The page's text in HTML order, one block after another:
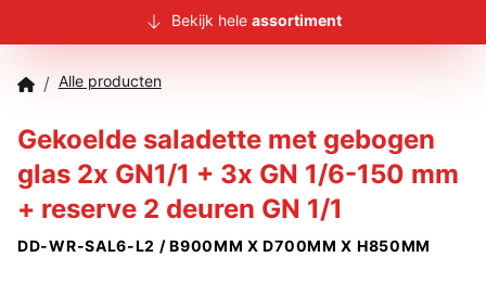
HOME
MERKEN
OFFERTECHECKER
CONTACT
Bekijk hele assortiment
/ Alle producten
Gekoelde saladette met gebogen
glas 2x GN1/1 + 3x GN 1/6-150 mm
+ reserve 2 deuren GN 1/1
DD-WR-SAL6-L2 / B900MM X D700MM X H850MM